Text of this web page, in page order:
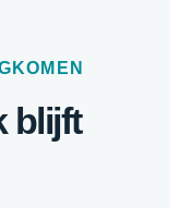
blijft